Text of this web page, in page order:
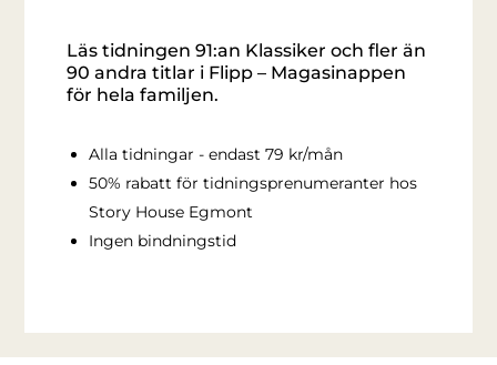
Läs tidningen 91:an Klassiker och fler än
90 andra titlar i Flipp – Magasinappen
för hela familjen.
Alla tidningar - endast 79 kr/mån
50% rabatt för tidningsprenumeranter hos
Story House Egmont
Ingen bindningstid